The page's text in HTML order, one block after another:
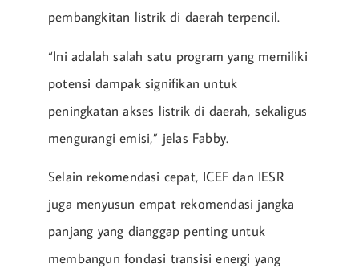
pembangkitan listrik di daerah terpencil.
“Ini adalah salah satu program yang memiliki
potensi dampak signifikan untuk
peningkatan akses listrik di daerah, sekaligus
mengurangi emisi,” jelas Fabby.
Selain rekomendasi cepat, ICEF dan IESR
juga menyusun empat rekomendasi jangka
panjang yang dianggap penting untuk
membangun fondasi transisi energi yang